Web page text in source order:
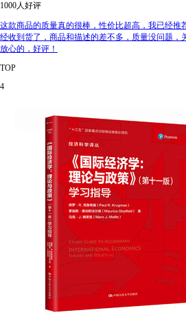
1000人好评
这款商品的质量真的很棒，性价比超高，我已经推
经收到货了，商品和描述的差不多，质量没问题，
放心的，好评！
TOP
4